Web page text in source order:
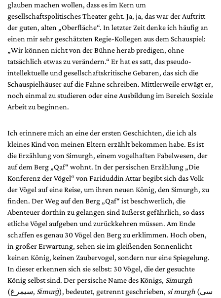
glauben machen wollen, dass es im Kern um
gesellschaftspolitisches Theater geht. Ja, ja, das war der Auftritt
der guten, alten „Oberfläche“. In letzter Zeit denke ich häufig an
einen mir sehr geschätzten Regie-Kollegen aus dem Schauspiel:
„Wir können nicht von der Bühne herab predigen, ohne
tatsächlich etwas zu verändern.“ Er hat es satt, das pseudo-
intellektuelle und gesellschaftskritische Gebaren, das sich die
Schauspielhäuser auf die Fahne schreiben. Mittlerweile erwägt er,
noch einmal zu studieren oder eine Ausbildung im Bereich Soziale
Arbeit zu beginnen.
Ich erinnere mich an eine der ersten Geschichten, die ich als
kleines Kind von meinen Eltern erzählt bekommen habe. Es ist
die Erzählung von Simurgh, einem vogelhaften Fabelwesen, der
auf dem Berg „Qaf“ wohnt. In der persischen Erzählung „Die
Konferenz der Vögel“ von Fariduddin Attar begibt sich das Volk
der Vögel auf eine Reise, um ihren neuen König, den Simurgh, zu
finden. Der Weg auf den Berg „Qaf“ ist beschwerlich, die
Abenteuer dorthin zu gelangen sind äußerst gefährlich, so dass
etliche Vögel aufgeben und zurückkehren müssen. Am Ende
schaffen es genau 30 Vögel den Berg zu erklimmen. Hoch oben,
in großer Erwartung, sehen sie im gleißenden Sonnenlicht
keinen König, keinen Zaubervogel, sondern nur eine Spiegelung.
In dieser erkennen sich sie selbst: 30 Vögel, die der gesuchte
König selbst sind. Der persische Name des Königs, Simurgh
(سيمرغ, Sīmurġ), bedeutet, getrennt geschrieben, si murgh (سى